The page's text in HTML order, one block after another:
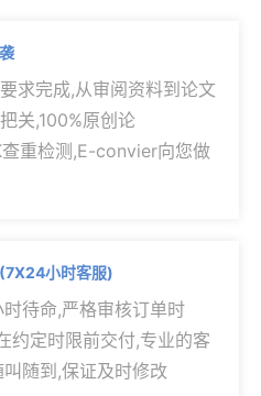
求完成,从审阅资料到论文
关,100%原创论
重检测,E-convier向您做
小时客服)
待命,严格审核订单时
约定时限前交付,专业的客
随到,保证及时修改